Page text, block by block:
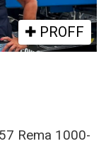
PROFF
Rema 1000-